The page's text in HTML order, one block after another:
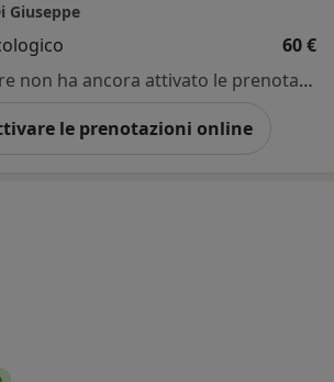
Giuseppe
60 €
Questo dottore non ha ancora attivato le prenotazioni online presso questo indirizzo.
le prenotazioni online